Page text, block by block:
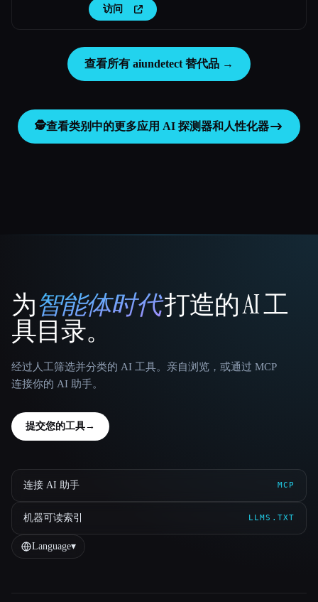
访问
查看所有 aiundetect 替代品 →
🕵️查看类别中的更多应用 AI 探测器和人性化器
That AI Collection
为智能体时代打造的 AI 工
具目录。
经过人工筛选并分类的 AI 工具。亲自浏览，或通过 MCP
连接你的 AI 助手。
提交您的工具→
连接 AI 助手 MCP
机器可读索引 LLMS.TXT
Language▾